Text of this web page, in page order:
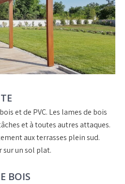
et de PVC. Les lames de bois
et à toutes autres attaques.
aux terrasses plein sud.
sur un sol plat.
BOIS